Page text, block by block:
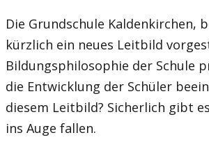
Die Grundschule Kaldenkirchen,
kürzlich ein neues Leitbild
Bildungsphilosophie der Schule
die Entwicklung der Schüler
diesem Leitbild? Sicherlich gibt
ins Auge fallen.